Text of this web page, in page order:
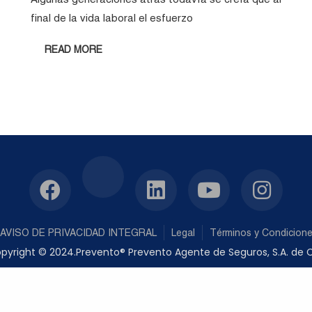
final de la vida laboral el esfuerzo
READ MORE
AVISO DE PRIVACIDAD INTEGRAL Legal Términos y
© 2024.Prevento® Prevento Agente de Seguros, S.A. de